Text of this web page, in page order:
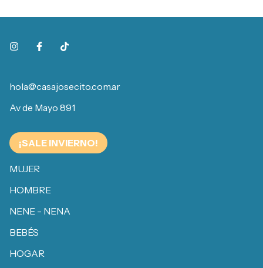
hola@casajosecito.com.ar
Av de Mayo 891
¡SALE INVIERNO!
MUJER
HOMBRE
NENE - NENA
BEBÉS
HOGAR